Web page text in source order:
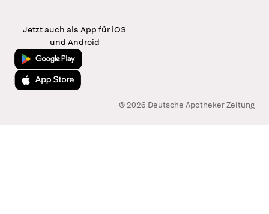
Jetzt auch als App für iOS
und Android
Jetzt bei Google Play
Laden im App Store
© 2026 Deutsche Apotheker Zeitung